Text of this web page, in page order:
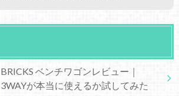
BRICKS ベンチワゴンレビュー｜
3WAYが本当に使えるか試してみた